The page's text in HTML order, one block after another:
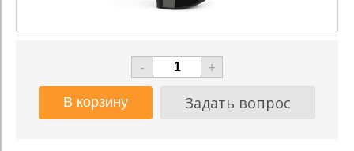
-
+
Задать вопрос